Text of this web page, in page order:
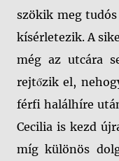
szökik meg
kísérletezik. A
még az utcára
rejtőzik el,
férfi halálhíre
Cecilia is kezd
míg különös